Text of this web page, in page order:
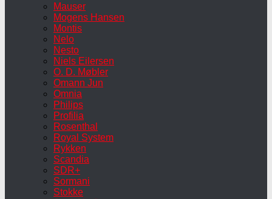
Mauser
Mogens Hansen
Montis
Nelo
Nesto
Niels Eilersen
O. D. Møbler
Omann Jun
Omnia
Philips
Profilia
Rosenthal
Royal System
Rykken
Scandia
SDR+
Sormani
Stokke